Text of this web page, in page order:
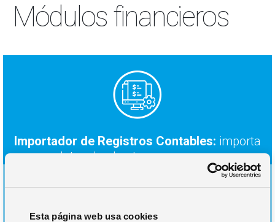
Esta página web usa cookies
Módulos financieros
Importador de Registros Contables: importa
datos desde otros programas.